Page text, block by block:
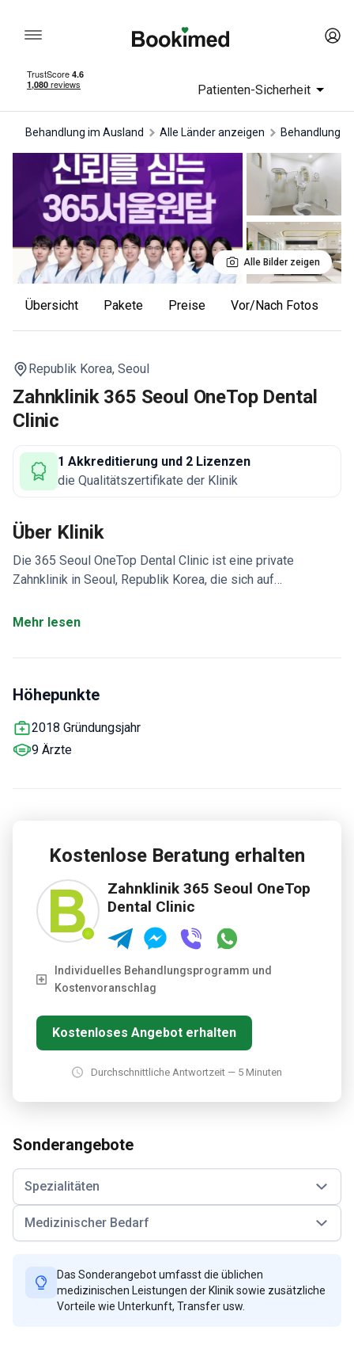
Patienten-Sicherheit
Behandlung im Ausland Alle Länder anzeigen Behandlung
Alle Bilder zeigen
Übersicht Pakete Preise Vor/Nach Fotos
Republik Korea, Seoul
Zahnklinik 365 Seoul OneTop Dental
Clinic
1 Akkreditierung und 2 Lizenzen
die Qualitätszertifikate der Klinik
Über Klinik
Die 365 Seoul OneTop Dental Clinic ist eine private
Zahnklinik in Seoul, Republik Korea, die sich auf
bietet Versorgung für Erwachsene und Kinder. Sie heißt
Mehr lesen
Höhepunkte
2018 Gründungsjahr
9 Ärzte
Kostenlose Beratung erhalten
Zahnklinik 365 Seoul OneTop
Dental Clinic
Individuelles Behandlungsprogramm und
Kostenvoranschlag
Kostenloses Angebot erhalten
Durchschnittliche Antwortzeit — 5 Minuten
Sonderangebote
Spezialitäten
Medizinischer Bedarf
Das Sonderangebot umfasst die üblichen
medizinischen Leistungen der Klinik sowie zusätzliche
Vorteile wie Unterkunft, Transfer usw.